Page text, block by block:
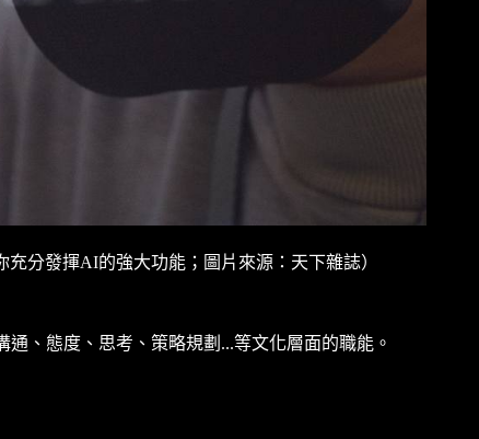
分發揮AI的強大功能；圖片來源：天下雜誌）
、態度、思考、策略規劃...等文化層面的職能。